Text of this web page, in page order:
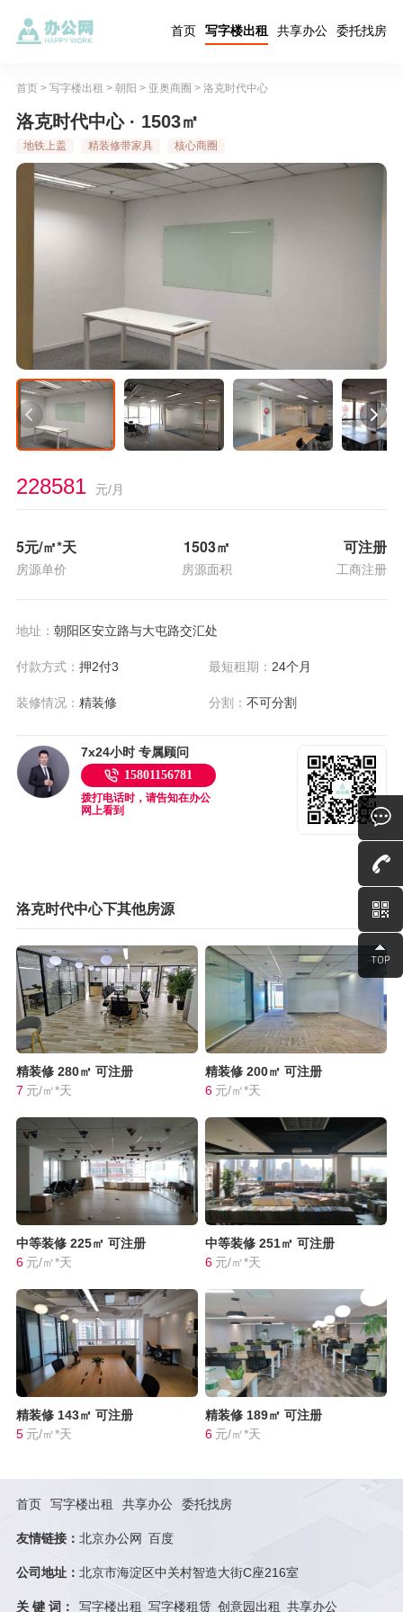
首页 写字楼出租 共享办公 委托找房
首页> 写字楼出租 > 朝阳 > 亚奥商圈 > 洛克时代中心
洛克时代中心 · 1503㎡
地铁上盖 精装修带家具 核心商圈
228581 元/月
5元/㎡*天
房源单价
1503㎡
房源面积
可注册
工商注册
地址： 朝阳区安立路与大屯路交汇处
付款方式： 押2付3 最短租期： 24个月
装修情况： 精装修 分割：不可分割
7x24小时 专属顾问
15801156781
拨打电话时，请告知在办公
网上看到
洛克时代中心下其他房源
精装修 280㎡ 可注册
7 元/㎡*天
精装修 200㎡ 可注册
6 元/㎡*天
中等装修 225㎡ 可注册
6 元/㎡*天
中等装修 251㎡ 可注册
6 元/㎡*天
精装修 143㎡ 可注册
5 元/㎡*天
精装修 189㎡ 可注册
6 元/㎡*天
首页 写字楼出租 共享办公 委托找房
友情链接： 北京办公网 百度
公司地址： 北京市海淀区中关村智造大街C座216室
关 键 词： 写字楼出租 写字楼租赁 创意园出租 共享办公